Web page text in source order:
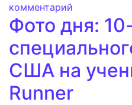
комментарий
Фото дня:
США на
Runner